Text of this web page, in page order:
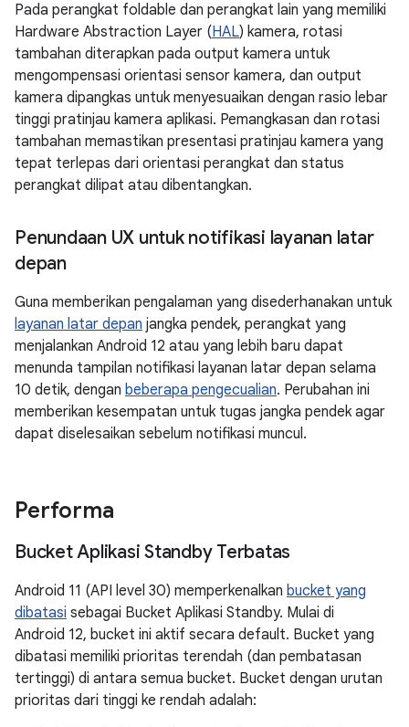
Pada perangkat foldable dan perangkat lain yang memiliki
Hardware Abstraction Layer (HAL) kamera, rotasi
tambahan diterapkan pada output kamera untuk
mengompensasi orientasi sensor kamera, dan output
kamera dipangkas untuk menyesuaikan dengan rasio lebar
tinggi pratinjau kamera aplikasi. Pemangkasan dan rotasi
tambahan memastikan presentasi pratinjau kamera yang
tepat terlepas dari orientasi perangkat dan status
perangkat dilipat atau dibentangkan.
Penundaan UX untuk notifikasi layanan latar
depan
Guna memberikan pengalaman yang disederhanakan untuk
layanan latar depan jangka pendek, perangkat yang
menjalankan Android 12 atau yang lebih baru dapat
menunda tampilan notifikasi layanan latar depan selama
10 detik, dengan beberapa pengecualian. Perubahan ini
memberikan kesempatan untuk tugas jangka pendek agar
dapat diselesaikan sebelum notifikasi muncul.
Performa
Bucket Aplikasi Standby Terbatas
Android 11 (API level 30) memperkenalkan bucket yang
dibatasi sebagai Bucket Aplikasi Standby. Mulai di
Android 12, bucket ini aktif secara default. Bucket yang
dibatasi memiliki prioritas terendah (dan pembatasan
tertinggi) di antara semua bucket. Bucket dengan urutan
prioritas dari tinggi ke rendah adalah: